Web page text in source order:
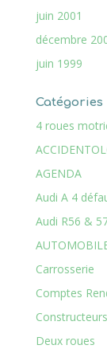
juin 2001
décembre
juin 1999
Catégories
4 roues
AGENDA
Audi A 4
Audi R56 &
Carrosserie
Comptes
Constructeurs
Deux roues